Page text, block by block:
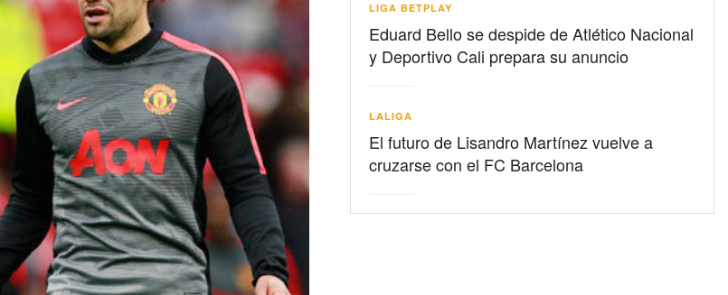
LIGA BETPLAY
Eduard Bello se despide de Atlético Nacional
y Deportivo Cali prepara su anuncio
LALIGA
El futuro de Lisandro Martínez vuelve a
cruzarse con el FC Barcelona